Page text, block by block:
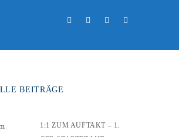
BEITRÄGE
1:1 ZUM AUFTAKT – 1.